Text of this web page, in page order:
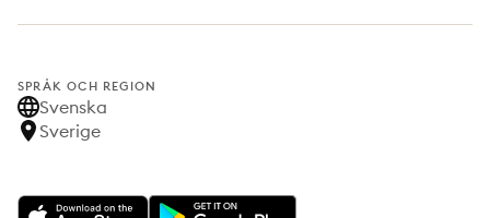
SPRÅK OCH REGION
Svenska
Sverige